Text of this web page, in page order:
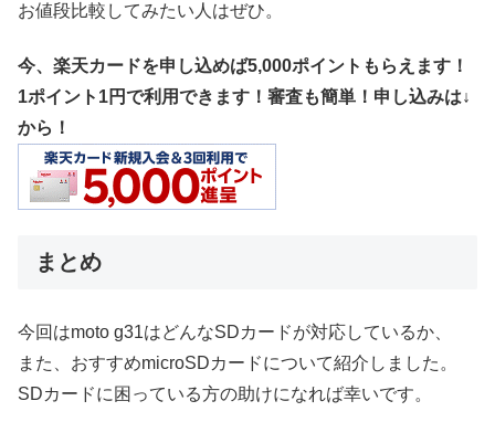
お値段比較してみたい人はぜひ。
今、楽天カードを申し込めば5,000ポイントもらえます！
1ポイント1円で利用できます！審査も簡単！申し込みは↓
から！
まとめ
今回はmoto g31はどんなSDカードが対応しているか、
また、おすすめmicroSDカードについて紹介しました。
SDカードに困っている方の助けになれば幸いです。